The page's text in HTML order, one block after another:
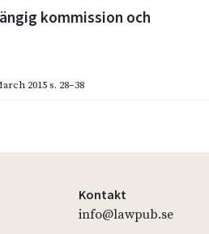
kommission och
2015 s. 28–38
Kontakt
info@lawpub.se